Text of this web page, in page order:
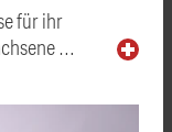
für ihr
…